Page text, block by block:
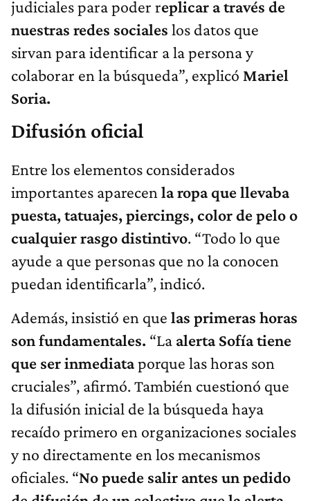
judiciales para poder replicar a través de
nuestras redes sociales los datos que
sirvan para identificar a la persona y
colaborar en la búsqueda”, explicó Mariel
Soria.
Difusión oficial
Entre los elementos considerados
importantes aparecen la ropa que llevaba
puesta, tatuajes, piercings, color de pelo o
cualquier rasgo distintivo. “Todo lo que
ayude a que personas que no la conocen
puedan identificarla”, indicó.
Además, insistió en que las primeras horas
son fundamentales. “La alerta Sofía tiene
que ser inmediataporque las horas son
cruciales”, afirmó. También cuestionó que
la difusión inicial de la búsqueda haya
recaído primero en organizaciones sociales
y no directamente en los mecanismos
oficiales. “No puede salir antes un pedido